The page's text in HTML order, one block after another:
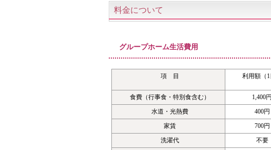
料金について
グループホーム生活費用
項 目 利用額（1
食費（行事食・特別食含む） 1,400円
水道・光熱費
400円
家賃
700円
洗濯代
不要